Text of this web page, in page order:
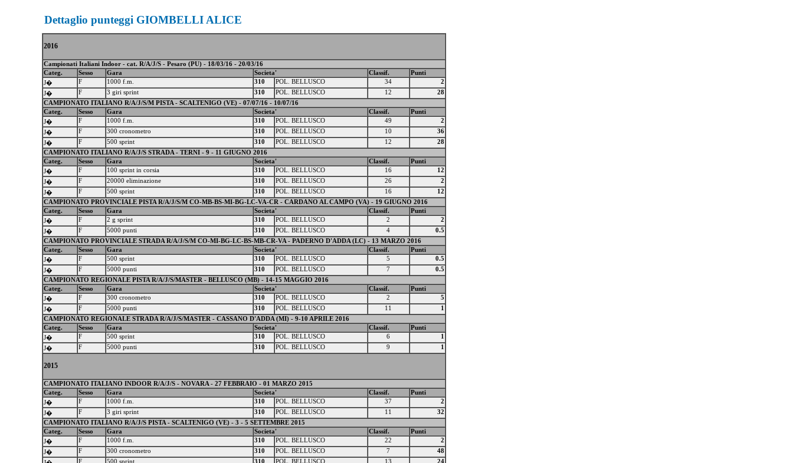
Dettaglio punteggi GIOMBELLI ALICE
2016
Campionati Italiani Indoor - cat. R/A/J/S - Pesaro (PU) - 18/03/16 - 20/03/16
Categ.
Sesso Gara Societa' Classif.
Punti
J�
F 1000 f.m. 310 POL. BELLUSCO 34
2
J�
F 3 giri sprint 310 POL. BELLUSCO 12
28
CAMPIONATO ITALIANO R/A/J/S/M PISTA - SCALTENIGO (VE) - 07/07/16 - 10/07/16
Categ.
Sesso Gara Societa' Classif.
Punti
J�
F 1000 f.m. 310 POL. BELLUSCO 49
2
J�
F 300 cronometro 310 POL. BELLUSCO 10
36
J�
F 500 sprint 310 POL. BELLUSCO 12
28
CAMPIONATO ITALIANO R/A/J/S STRADA - TERNI - 9 - 11 GIUGNO 2016
Categ.
Sesso Gara Societa' Classif.
Punti
J�
F 100 sprint in corsia 310 POL. BELLUSCO 16
12
J�
F 20000 eliminazione 310 POL. BELLUSCO 26
2
J�
F 500 sprint 310 POL. BELLUSCO 16
12
CAMPIONATO PROVINCIALE PISTA R/A/J/S/M CO-MB-BS-MI-BG-LC-VA-CR - CARDANO AL CAMPO (VA) - 19 GIUGNO 2016
Categ.
Sesso Gara Societa' Classif.
Punti
J�
F 2 g sprint 310 POL. BELLUSCO 2
2
J�
F 5000 punti 310 POL. BELLUSCO 4
0.5
CAMPIONATO PROVINCIALE STRADA R/A/J/S/M CO-MI-BG-LC-BS-MB-CR-VA - PADERNO D'ADDA (LC) - 13 MARZO 2016
Categ.
Sesso Gara Societa' Classif.
Punti
J�
F 500 sprint 310 POL. BELLUSCO 5
0.5
J�
F 5000 punti 310 POL. BELLUSCO 7
0.5
CAMPIONATO REGIONALE PISTA R/A/J/S/MASTER - BELLUSCO (MB) - 14-15 MAGGIO 2016
Categ.
Sesso Gara Societa' Classif.
Punti
J�
F 300 cronometro 310 POL. BELLUSCO 2
5
J�
F 5000 punti 310 POL. BELLUSCO 11
1
CAMPIONATO REGIONALE STRADA R/A/J/S/MASTER - CASSANO D'ADDA (MI) - 9-10 APRILE 2016
Categ.
Sesso Gara Societa' Classif.
Punti
J�
F 500 sprint 310 POL. BELLUSCO 6
1
J�
F 5000 punti 310 POL. BELLUSCO 9 1
2015
CAMPIONATO ITALIANO INDOOR R/A/J/S - NOVARA - 27 FEBBRAIO - 01 MARZO 2015
Categ.
Sesso Gara Societa' Classif.
Punti
J�
F 1000 f.m. 310 POL. BELLUSCO 37
2
J�
F 3 giri sprint 310 POL. BELLUSCO 11
32
CAMPIONATO ITALIANO R/A/J/S PISTA - SCALTENIGO (VE) - 3 - 5 SETTEMBRE 2015
Categ.
Sesso Gara Societa' Classif.
Punti
J�
F 1000 f.m. 310 POL. BELLUSCO 22
2
J�
F 300 cronometro 310 POL. BELLUSCO 7
48
F 500 sprint 310 POL. BELLUSCO 13
24